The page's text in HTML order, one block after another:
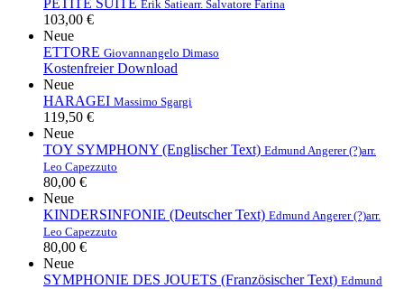
PETITE SUITE Erik Satiearr. Salvatore Farina
103,00 €
Neue
ETTORE Giovannangelo Dimaso
Kostenfreier Download
Neue
HARAGEI Massimo Sgargi
119,50 €
Neue
TOY SYMPHONY (Englischer Text) Edmund Angerer (?)arr.
Leo Capezzuto
80,00 €
Neue
KINDERSINFONIE (Deutscher Text) Edmund Angerer (?)arr.
Leo Capezzuto
80,00 €
Neue
SYMPHONIE DES JOUETS (Französischer Text) Edmund